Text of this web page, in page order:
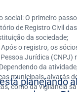
social: O primeiro
de Registro Civil
da sociedade;
o registro, os
Jurídica (CNPJ)
da
municipais, alvarás
como da vigilância